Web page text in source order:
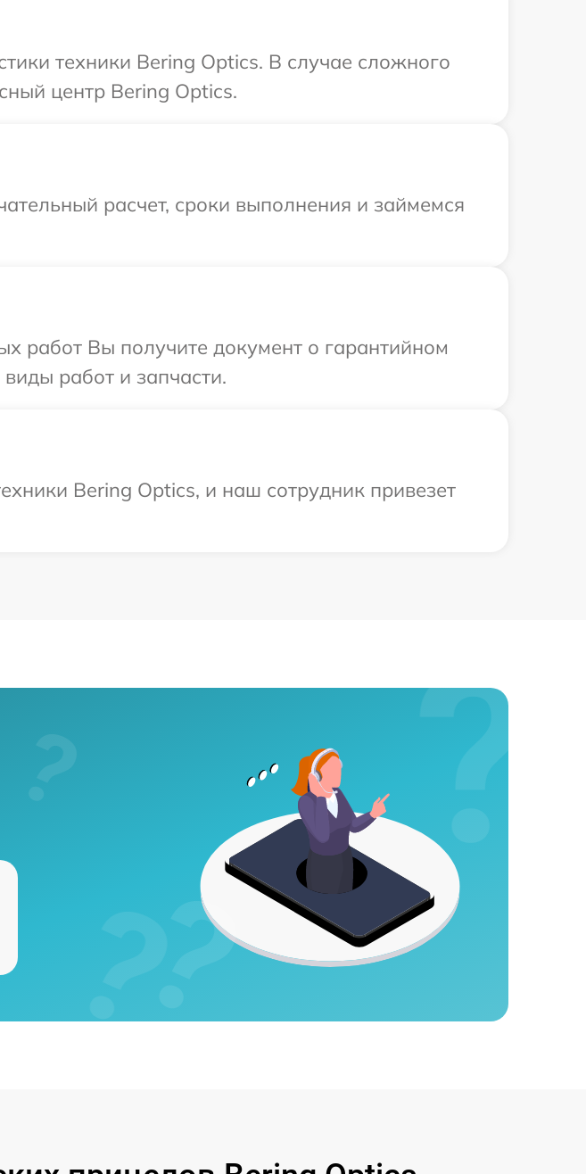
техники Bering Optics. В случае сложного
центр Bering Optics.
расчет, сроки выполнения и займемся
работ Вы получите документ о гарантийном
работ и запчасти.
Bering Optics, и наш сотрудник привезет